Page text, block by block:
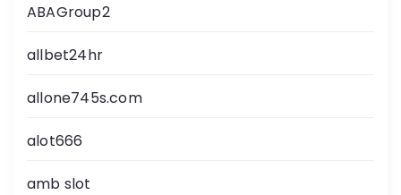
ABAGroup2
allbet24hr
allone745s.com
alot666
amb slot